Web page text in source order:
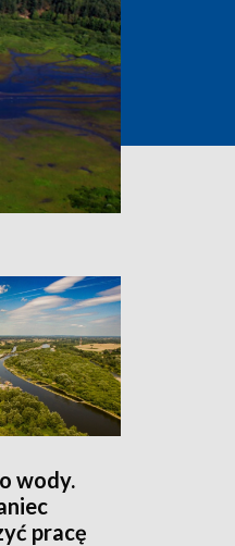
wody.
pracę